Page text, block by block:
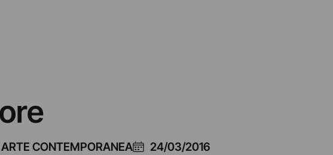
CONTEMPORANEA 24/03/2016